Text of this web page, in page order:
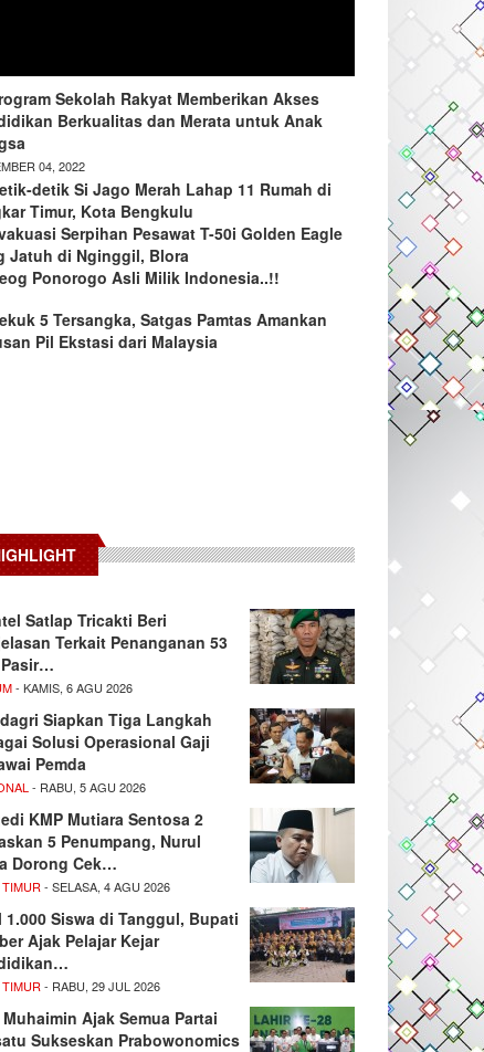
Sekolah Rakyat Memberikan Akses
Berkualitas dan Merata untuk Anak
04, 2022
detik Si Jago Merah Lahap 11 Rumah di
Timur, Kota Bengkulu
Serpihan Pesawat T-50i Golden Eagle
Jatuh di Nginggil, Blora
Ponorogo Asli Milik Indonesia..!!
5 Tersangka, Satgas Pamtas Amankan
Pil Ekstasi dari Malaysia
Satlap Tricakti Beri
Terkait Penanganan 53
- KAMIS, 6 AGU 2026
Siapkan Tiga Langkah
Solusi Operasional Gaji
Pemda
- RABU, 5 AGU 2026
KMP Mutiara Sentosa 2
5 Penumpang, Nurul
Dorong Cek…
- SELASA, 4 AGU 2026
1.000 Siswa di Tanggul, Bupati
Ajak Pelajar Kejar
- RABU, 29 JUL 2026
Ajak Semua Partai
Sukseskan Prabowonomics